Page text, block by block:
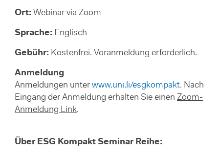
Ort: Webinar via Zoom
Sprache: Englisch
Gebühr: Kostenfrei. Voranmeldung erforderlich.
Anmeldung
Anmeldungen unter www.uni.li/esgkompakt. Nach
Eingang der Anmeldung erhalten Sie einen Zoom-
Anmeldung Link.
Über ESG Kompakt Seminar Reihe: